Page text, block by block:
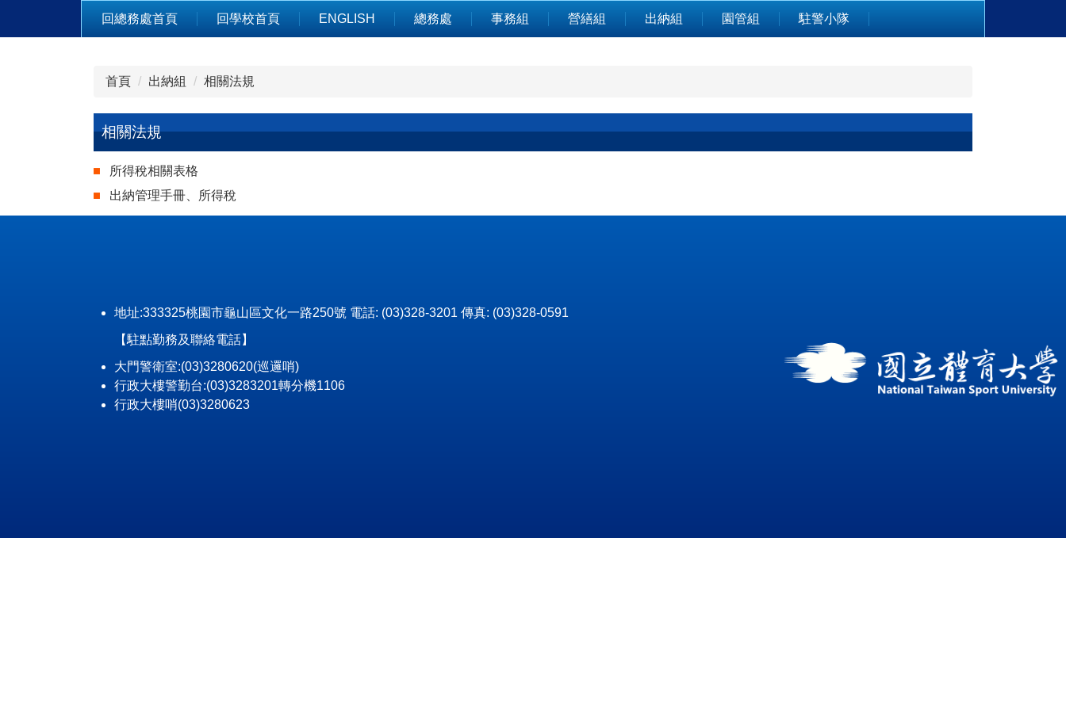
回總務處首頁 回學校首頁 ENGLISH 總務處 事務組 營繕組 出納組 園管組 駐警小隊
首頁 出納組 相關法規
相關法規
所得稅相關表格
出納管理手冊、所得稅
地址:333325桃園市龜山區文化一路250號 電話: (03)328-3201 傳真: (03)328-0591
【駐點勤務及聯絡電話】
大門警衛室:(03)3280620(巡邏哨)
行政大樓警勤台:(03)3283201轉分機1106
行政大樓哨(03)3280623